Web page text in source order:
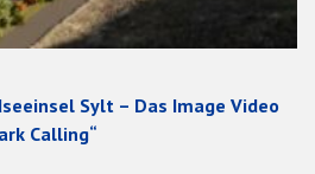
Sylt – Das Image Video
Calling“